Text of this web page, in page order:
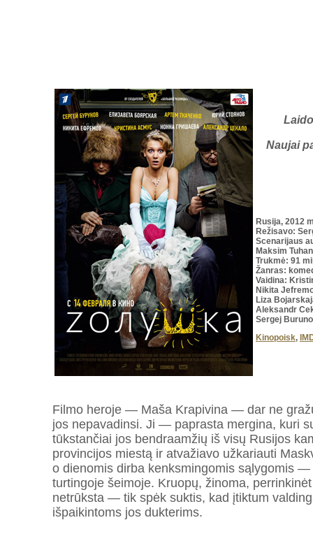
Naujai
Rusija, 2012
Režisavo:
Scenarijaus
Maksim
Trukmė: 91
Žanras:
Vaidina:
Nikita
Liza
Aleksandr
Sergej
Kinopoisk,
Filmo heroje — Maša Krapivina — dar ne
jos nepavadinsi. Ji — paprasta mergina, kuri
tūkstančiai jos bendraamžių iš visų Rusijos
provincijos miestą ir atvažiavo užkariauti
o dienomis dirba kenksmingomis sąlygomis
turtingoje šeimoje. Kruopų, žinoma,
netrūksta — tik spėk suktis, kad įtiktum
išpaikintoms jos dukterims.